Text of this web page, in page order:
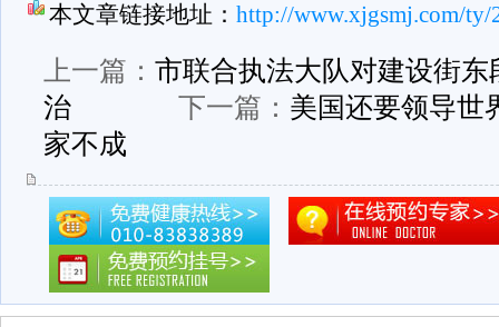
本文章链接地址： http://www.xjgsmj.com/ty/
上一篇： 市联合执法大队对建设街东
治
下一篇： 美国还要领导世
家不成